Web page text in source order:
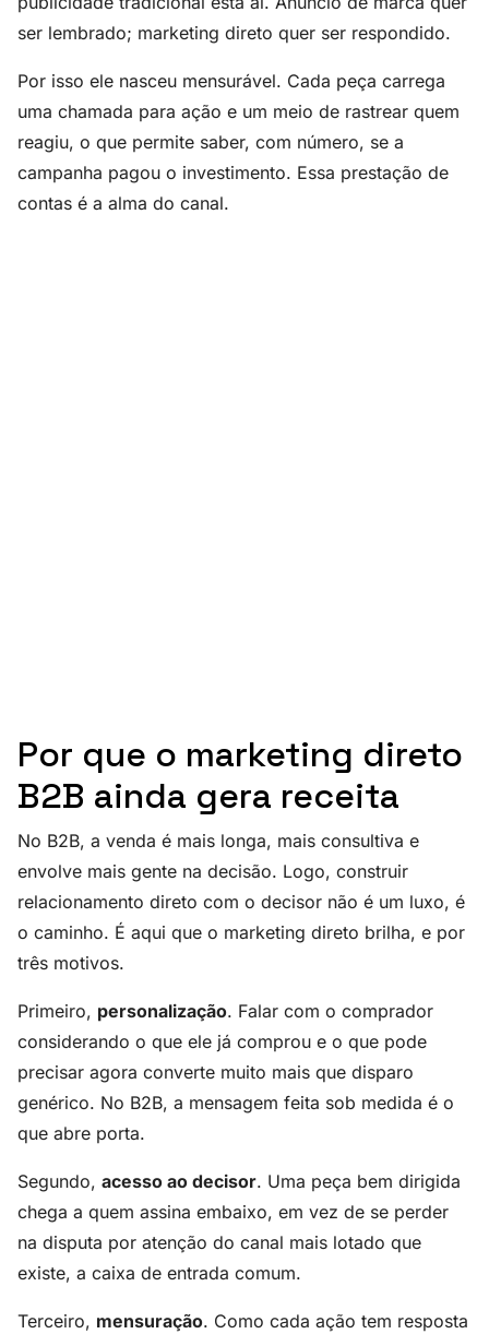
ser lembrado; marketing direto quer ser respondido.
Por isso ele nasceu mensurável. Cada peça carrega
uma chamada para ação e um meio de rastrear quem
reagiu, o que permite saber, com número, se a
campanha pagou o investimento. Essa prestação de
contas é a alma do canal.
Por que o marketing direto
B2B ainda gera receita
No B2B, a venda é mais longa, mais consultiva e
envolve mais gente na decisão. Logo, construir
relacionamento direto com o decisor não é um luxo, é
o caminho. É aqui que o marketing direto brilha, e por
três motivos.
Primeiro, personalização. Falar com o comprador
considerando o que ele já comprou e o que pode
precisar agora converte muito mais que disparo
genérico. No B2B, a mensagem feita sob medida é o
que abre porta.
Segundo, acesso ao decisor. Uma peça bem dirigida
chega a quem assina embaixo, em vez de se perder
na disputa por atenção do canal mais lotado que
existe, a caixa de entrada comum.
Terceiro, mensuração. Como cada ação tem resposta